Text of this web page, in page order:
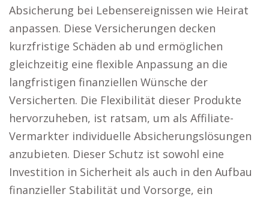
Absicherung bei Lebensereignissen wie Heirat
anpassen. Diese Versicherungen decken
kurzfristige Schäden ab und ermöglichen
gleichzeitig eine flexible Anpassung an die
langfristigen finanziellen Wünsche der
Versicherten. Die Flexibilität dieser Produkte
hervorzuheben, ist ratsam, um als Affiliate-
Vermarkter individuelle Absicherungslösungen
anzubieten. Dieser Schutz ist sowohl eine
Investition in Sicherheit als auch in den Aufbau
finanzieller Stabilität und Vorsorge, ein